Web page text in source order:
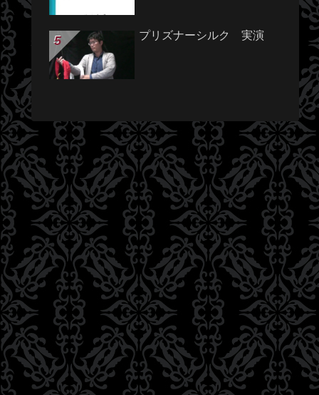
プリズナーシルク 実演